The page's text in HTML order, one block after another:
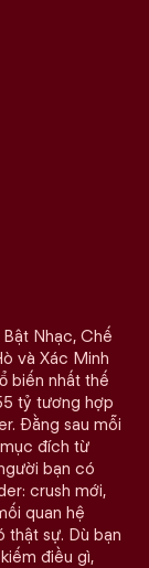
Nhạc, Chế
và Xác Minh
biến nhất thế
tỷ tương hợp
Đằng sau mỗi
đích từ
bạn có
crush mới,
quan hệ
thật sự. Dù bạn
điều gì,